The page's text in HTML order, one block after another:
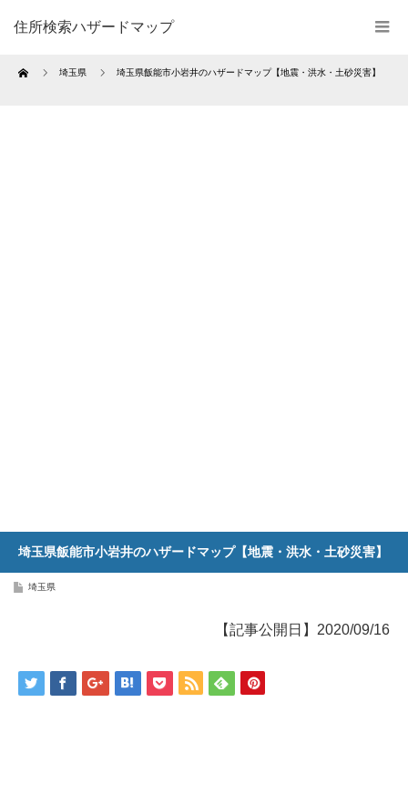
住所検索ハザードマップ
Home 埼玉県 埼玉県飯能市小岩井のハザードマップ【地震・洪水・土砂災害】
埼玉県飯能市小岩井のハザードマップ【地震・洪水・土砂災害】
埼玉県
【記事公開日】2020/09/16